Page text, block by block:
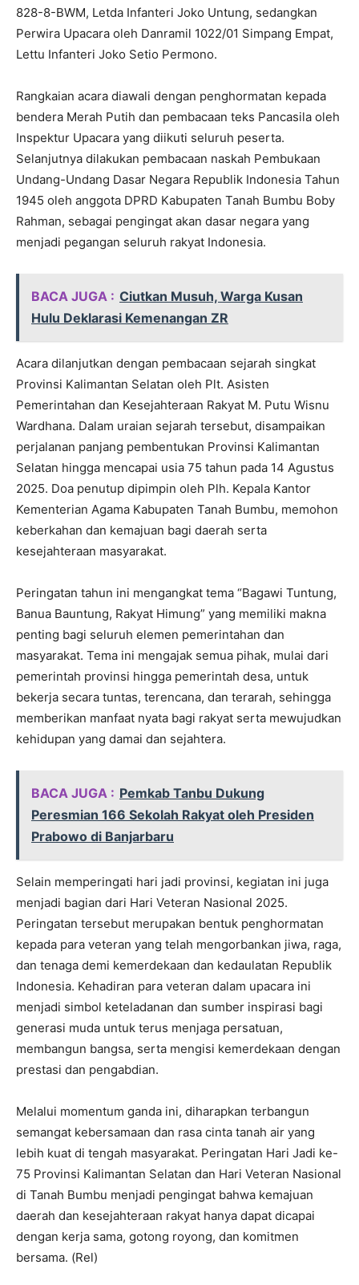
828-8-BWM, Letda Infanteri Joko Untung, sedangkan
Perwira Upacara oleh Danramil 1022/01 Simpang Empat,
Lettu Infanteri Joko Setio Permono.
Rangkaian acara diawali dengan penghormatan kepada
bendera Merah Putih dan pembacaan teks Pancasila oleh
Inspektur Upacara yang diikuti seluruh peserta.
Selanjutnya dilakukan pembacaan naskah Pembukaan
Undang-Undang Dasar Negara Republik Indonesia Tahun
1945 oleh anggota DPRD Kabupaten Tanah Bumbu Boby
Rahman, sebagai pengingat akan dasar negara yang
menjadi pegangan seluruh rakyat Indonesia.
BACA JUGA : Ciutkan Musuh, Warga Kusan
Hulu Deklarasi Kemenangan ZR
Acara dilanjutkan dengan pembacaan sejarah singkat
Provinsi Kalimantan Selatan oleh Plt. Asisten
Pemerintahan dan Kesejahteraan Rakyat M. Putu Wisnu
Wardhana. Dalam uraian sejarah tersebut, disampaikan
perjalanan panjang pembentukan Provinsi Kalimantan
Selatan hingga mencapai usia 75 tahun pada 14 Agustus
2025. Doa penutup dipimpin oleh Plh. Kepala Kantor
Kementerian Agama Kabupaten Tanah Bumbu, memohon
keberkahan dan kemajuan bagi daerah serta
kesejahteraan masyarakat.
Peringatan tahun ini mengangkat tema “Bagawi Tuntung,
Banua Bauntung, Rakyat Himung” yang memiliki makna
penting bagi seluruh elemen pemerintahan dan
masyarakat. Tema ini mengajak semua pihak, mulai dari
pemerintah provinsi hingga pemerintah desa, untuk
bekerja secara tuntas, terencana, dan terarah, sehingga
memberikan manfaat nyata bagi rakyat serta mewujudkan
kehidupan yang damai dan sejahtera.
BACA JUGA : Pemkab Tanbu Dukung
Peresmian 166 Sekolah Rakyat oleh Presiden
Prabowo di Banjarbaru
Selain memperingati hari jadi provinsi, kegiatan ini juga
menjadi bagian dari Hari Veteran Nasional 2025.
Peringatan tersebut merupakan bentuk penghormatan
kepada para veteran yang telah mengorbankan jiwa, raga,
dan tenaga demi kemerdekaan dan kedaulatan Republik
Indonesia. Kehadiran para veteran dalam upacara ini
menjadi simbol keteladanan dan sumber inspirasi bagi
generasi muda untuk terus menjaga persatuan,
membangun bangsa, serta mengisi kemerdekaan dengan
prestasi dan pengabdian.
Melalui momentum ganda ini, diharapkan terbangun
semangat kebersamaan dan rasa cinta tanah air yang
lebih kuat di tengah masyarakat. Peringatan Hari Jadi ke-
75 Provinsi Kalimantan Selatan dan Hari Veteran Nasional
di Tanah Bumbu menjadi pengingat bahwa kemajuan
daerah dan kesejahteraan rakyat hanya dapat dicapai
dengan kerja sama, gotong royong, dan komitmen
bersama. (Rel)